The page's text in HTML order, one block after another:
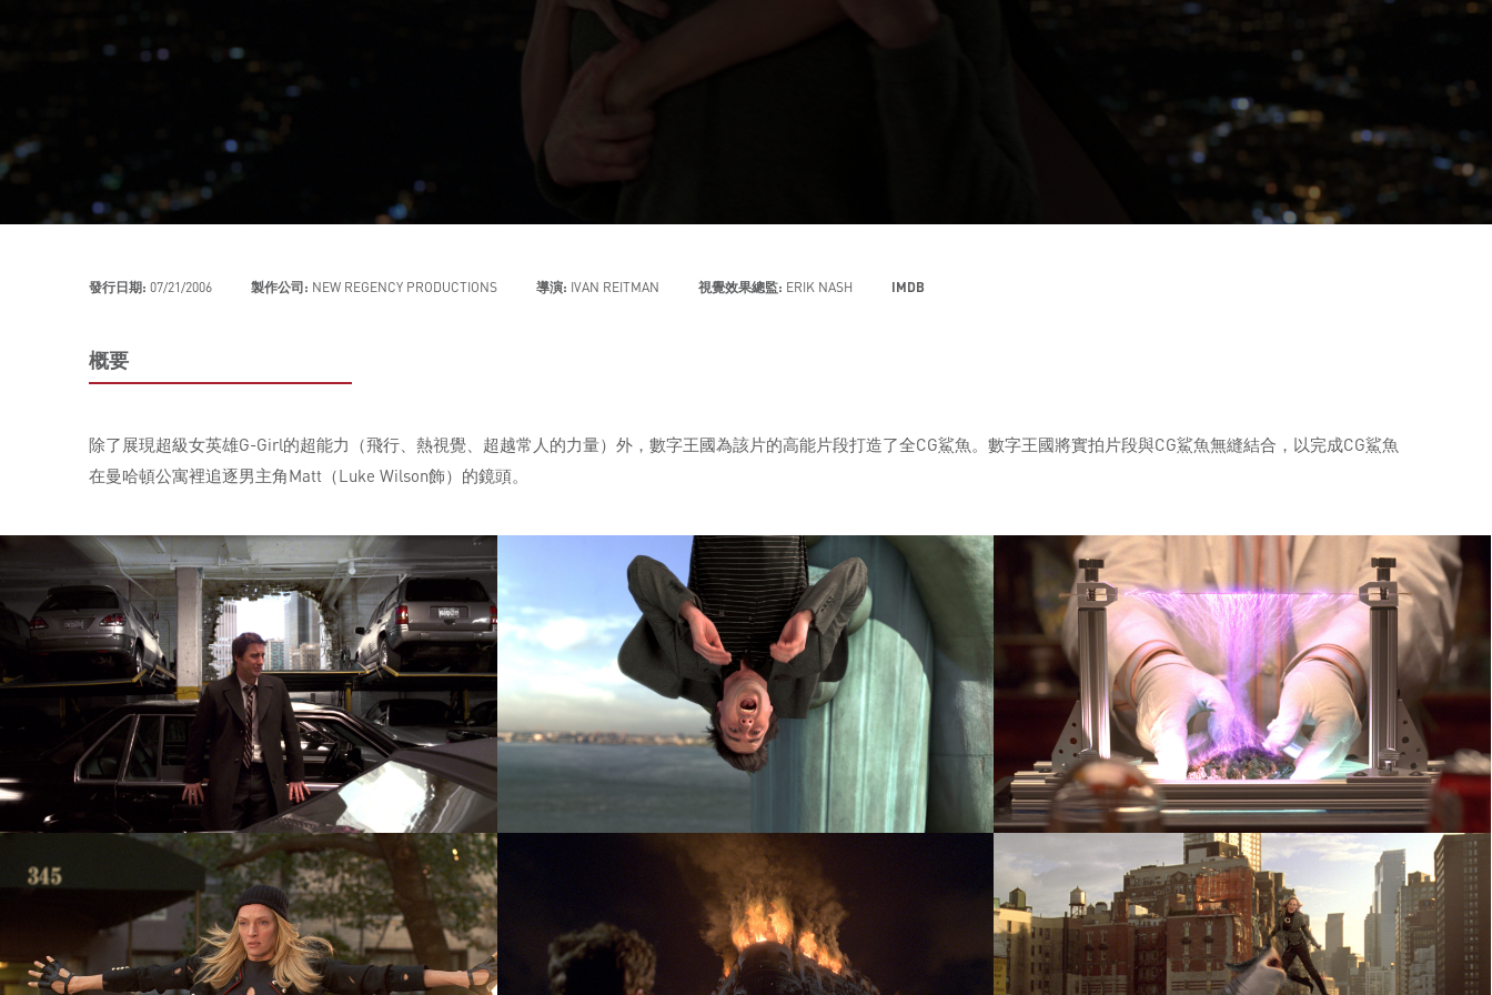
發行日期: 07/21/2006 製作公司: NEW REGENCY PRODUCTIONS 導演: IVAN REITMAN 視覺效果總監: ERIK NASH IMDB
概要
除了展現超級女英雄G-Girl的超能力（飛行、熱視覺、超越常人的力量）外，數字王國為該片的高能片段打造了全CG鯊魚。數字王國將實拍片段與CG鯊魚無縫結合，以完成CG鯊魚
在曼哈頓公寓裡追逐男主角Matt（Luke Wilson飾）的鏡頭。